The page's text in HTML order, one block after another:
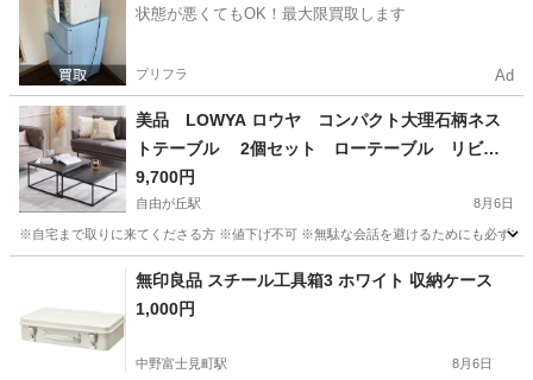
状態が悪くてもOK！最大限買取します
プリフラ Ad
美品 LOWYA ロウヤ コンパクト大理石柄ネス
トテーブル 2個セット ローテーブル リビン
グテーブル
9,700円
自由が丘駅 8月6日
※自宅まで取りに来てくださる方 ※値下げ不可 ※無駄な会話を避けるためにも必ずプ
自由が丘駅 ベッド ネストテーブル
無印良品 スチール工具箱3 ホワイト 収納ケース
1,000円
中野富士見町駅 8月6日